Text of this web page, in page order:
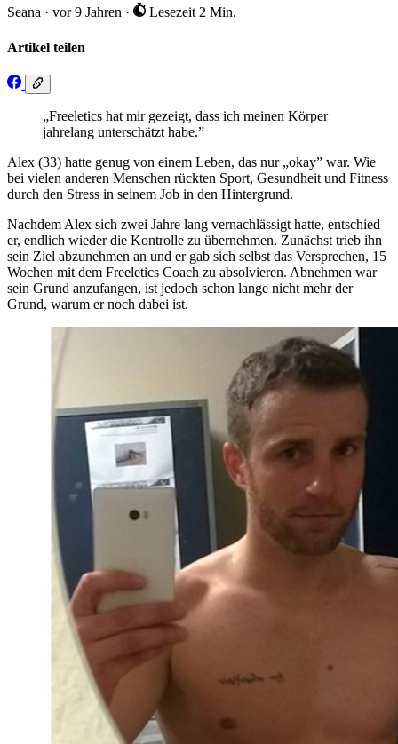
Seana · vor 9 Jahren · Lesezeit 2 Min.
Artikel teilen
„Freeletics hat mir gezeigt, dass ich meinen Körper
jahrelang unterschätzt habe.”
Alex (33) hatte genug von einem Leben, das nur „okay” war. Wie
bei vielen anderen Menschen rückten Sport, Gesundheit und Fitness
durch den Stress in seinem Job in den Hintergrund.
Nachdem Alex sich zwei Jahre lang vernachlässigt hatte, entschied
er, endlich wieder die Kontrolle zu übernehmen. Zunächst trieb ihn
sein Ziel abzunehmen an und er gab sich selbst das Versprechen, 15
Wochen mit dem Freeletics Coach zu absolvieren. Abnehmen war
sein Grund anzufangen, ist jedoch schon lange nicht mehr der
Grund, warum er noch dabei ist.